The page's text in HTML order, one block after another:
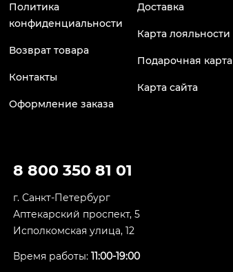
Политика
конфиденциальности
Возврат товара
Контакты
Оформление заказа
Доставка
Карта лояльности
Подарочная карта
Карта сайта
8 800 350 81 01
г. Санкт-Петербург
Аптекарский проспект, 5
Исполкомская улица, 12
Время работы: 11:00-19:00